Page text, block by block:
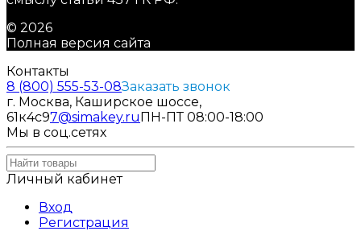
© 2026
Полная версия сайта
Контакты
8 (800) 555-53-08Заказать звонок
г. Москва, Каширское шоссе,
61к4с97@simakey.ruПН-ПТ 08:00-18:00
Мы в соц.сетях
Личный кабинет
Вход
Регистрация